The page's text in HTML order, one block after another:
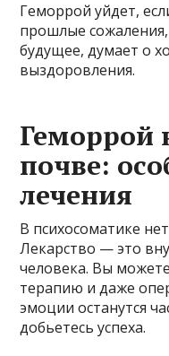
Геморрой уйдет,
прошлые
будущее, думает о
выздоровления.
Геморрой
почве:
лечения
В психосоматике
Лекарство — это
человека. Вы
терапию и даже
эмоции останутся
добьетесь успеха.